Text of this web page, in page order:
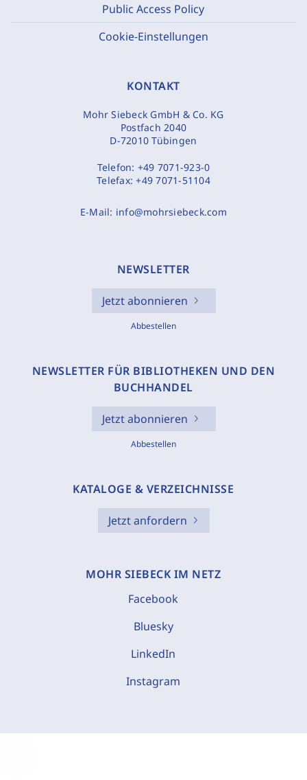
Public Access Policy
Cookie-Einstellungen
KONTAKT
Mohr Siebeck GmbH & Co. KG
Postfach 2040
D-72010 Tübingen
Telefon: +49 7071-923-0
Telefax:+49 7071-51104
E-Mail: info@mohrsiebeck.com
NEWSLETTER
Jetzt abonnieren
Abbestellen
NEWSLETTER FÜR BIBLIOTHEKEN UND DEN
BUCHHANDEL
Jetzt abonnieren
Abbestellen
KATALOGE & VERZEICHNISSE
Jetzt anfordern
MOHR SIEBECK IM NETZ
Facebook
Bluesky
LinkedIn
Instagram